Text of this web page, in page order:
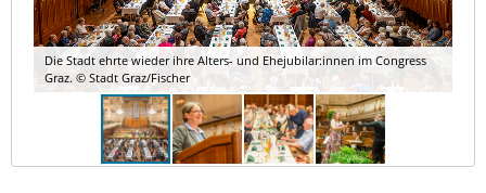
Die Stadt ehrte wieder ihre Alters- und Ehejubilar:innen im Congress
Graz. © Stadt Graz/Fischer